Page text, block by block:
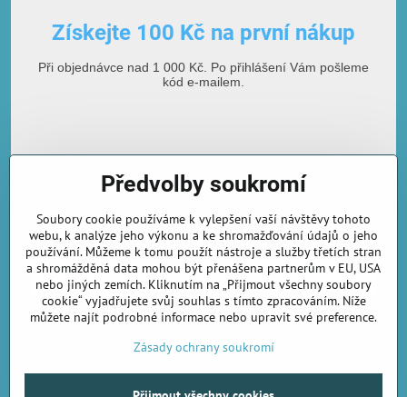
Získejte 100 Kč na první nákup
Při objednávce nad 1 000 Kč. Po přihlášení Vám pošleme
kód e-mailem.
E-mailová adresa
Odebírat novinky
Předvolby soukromí
Soubory cookie používáme k vylepšení vaší návštěvy tohoto
webu, k analýze jeho výkonu a ke shromažďování údajů o jeho
používání. Můžeme k tomu použít nástroje a služby třetích stran
a shromážděná data mohou být přenášena partnerům v EU, USA
nebo jiných zemích. Kliknutím na „Přijmout všechny soubory
cookie“ vyjadřujete svůj souhlas s tímto zpracováním. Níže
můžete najít podrobné informace nebo upravit své preference.
Zásady ochrany soukromí